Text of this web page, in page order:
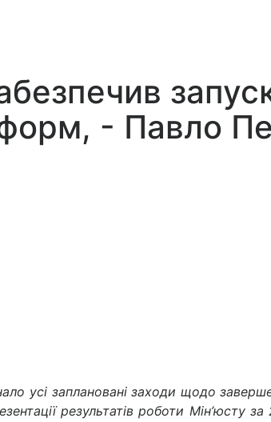
- Павло
усі заплановані заходи щодо
результатів роботи Мін’юсту